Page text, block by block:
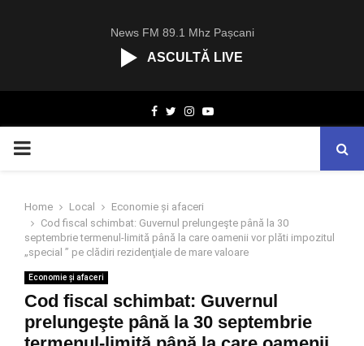
News FM 89.1 Mhz Pașcani
ASCULTĂ LIVE
Facebook
TwitterInstagram
Youtube
PRIMARY
Home Local
Economie și afaceri
Cod fiscal schimbat: Guvernul prelungeşte până la 30
septembrie termenul-limită până la care oamenii vor plăti impozitul
„special ” pe clădiri rezidenţiale de mare valoare
Economie și afaceri
Cod fiscal schimbat: Guvernul
prelungeşte până la 30 septembrie